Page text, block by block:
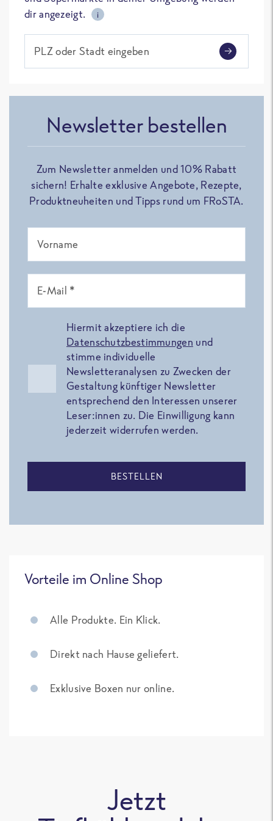
dir angezeigt.
i
PLZ oder Stadt eingeben
Newsletter bestellen
Zum Newsletter anmelden und 10% Rabatt
sichern! Erhalte exklusive Angebote, Rezepte,
Produktneuheiten und Tipps rund um FRoSTA.
Vorname
E-Mail *
Hiermit akzeptiere ich die
Datenschutzbestimmungen und
stimme individuelle
Newsletteranalysen zu Zwecken der
Gestaltung künftiger Newsletter
entsprechend den Interessen unserer
Leser:innen zu. Die Einwilligung kann
jederzeit widerrufen werden.
BESTELLEN
Vorteile im Online Shop
Alle Produkte. Ein Klick.
Direkt nach Hause geliefert.
Exklusive Boxen nur online.
Jetzt